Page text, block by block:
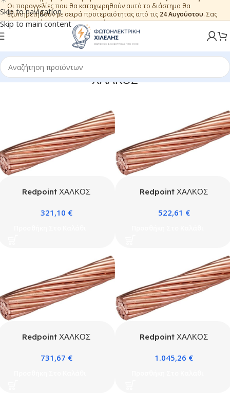
Skip to navigation
Skip to main content
Οι παραγγελίες που θα καταχωρηθούν αυτό το διάστημα θα
εξυπηρετηθούν με σειρά προτεραιότητας από τις 24 Αυγούστου. Σας
ευχαριστούμε για την εμπιστοσύνη.
ΧΑΛΚΟΣ
Redpoint ΧΑΛΚΟΣ
ΚΟΥΛΟΥΡΑ
321,10 €
Redpoint ΧΑΛΚΟΣ
ΚΟΥΛΟΥΡΑ
522,61 €
Redpoint ΧΑΛΚΟΣ
ΚΟΥΛΟΥΡΑ
731,67 €
Redpoint ΧΑΛΚΟΣ
ΚΟΥΛΟΥΡΑ
1.045,26 €